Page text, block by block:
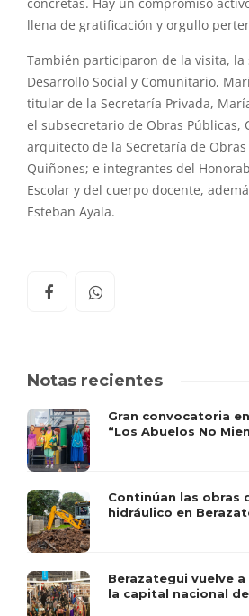
concretas. Hay un compromiso
llena de gratificación y orgullo
También participaron de la visita, la
Desarrollo Social y Comunitario,
titular de la Secretaría Privada,
el subsecretario de Obras Públicas,
arquitecto de la Secretaría de Obras
Quiñones; e integrantes del
Escolar y del cuerpo docente,
Esteban Ayala.
Notas recientes
Gran convocatoria
“Los Abuelos No
Continúan las obras
hidráulico en
Berazategui vuelve
la capital nacional